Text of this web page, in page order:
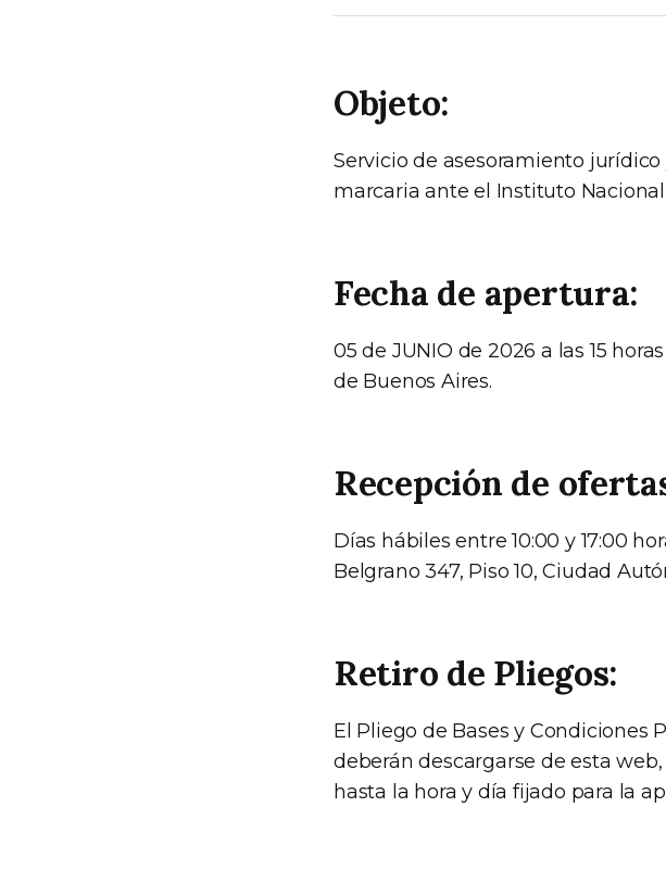
Objeto:
Servicio de asesoramiento
marcaria ante el Instituto
Fecha de apertura:
05 de JUNIO de 2026 a las 15
de Buenos Aires.
Recepción de
Días hábiles entre 10:00 y 17:00
Belgrano 347, Piso 10, Ciudad
Retiro de Pliegos:
El Pliego de Bases y Condiciones
deberán descargarse de esta
hasta la hora y día fijado para la